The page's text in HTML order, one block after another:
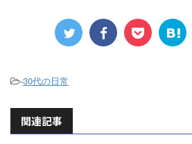
です
企業
絶えません。 もちろん、
する答えは、 「ひとそれ
ない範囲で、好きな金額を
ばいいのです。 さて、私は
というと、 「3, ...
-30代の日常
関連記事